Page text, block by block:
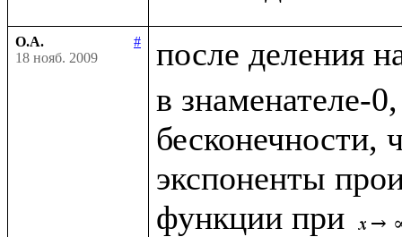
О.А.
#
18 нояб. 2009
после деления
в знаменателе-
бесконечности,
экспоненты
функции при